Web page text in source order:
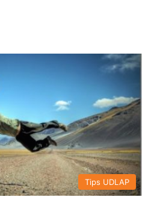
Tips UDLAP